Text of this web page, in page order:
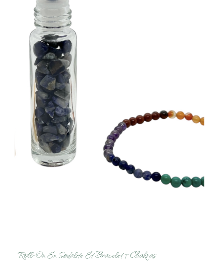
Roll-On En Sodalite Et Bracelet 7 Chakras